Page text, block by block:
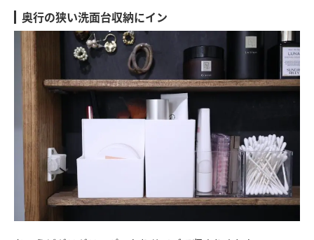
奥行の狭い洗面台収納にイン